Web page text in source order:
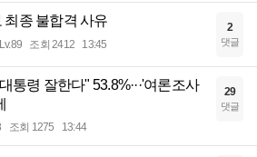
최종 불합격 사유
Lv.89 조회 2412 13:45
2
댓글
통령 잘한다" 53.8%···'여론조사
조회 1275 13:44
29
댓글